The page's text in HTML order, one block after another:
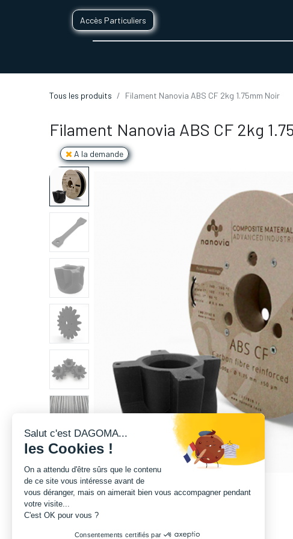
Accès Particuliers
Tous les produits Filament Nanovia ABS CF 2kg 1.75mm Noir
Filament Nanovia ABS CF 2kg
A la demande
Salut c'est DAGOMA...
les Cookies !
On a attendu d'être sûrs que le contenu
de ce site vous intéresse avant de
vous déranger, mais on aimerait bien vous accompagner pendant
votre visite...
C'est OK pour vous ?
Consentements certifiés par